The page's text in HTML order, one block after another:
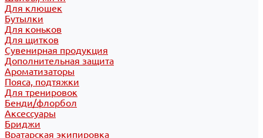
Для клюшек
Бутылки
Для коньков
Для щитков
Сувенирная продукция
Дополнительная защита
Ароматизаторы
Пояса, подтяжки
Для тренировок
Бенди/флорбол
Аксессуары
Бриджи
Вратарская экипировка